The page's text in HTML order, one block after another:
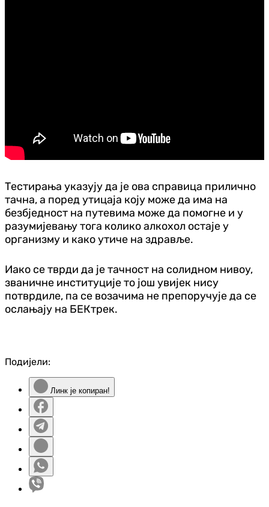
Тестирања указују да је ова справица прилично
тачна, а поред утицаја коју може да има на
безбједност на путевима може да помогне и у
разумијевању тога колико алкохол остаје у
организму и како утиче на здравље.
Иако се тврди да је тачност на солидном нивоу,
званичне институције то још увијек нису
потврдиле, па се возачима не препоручује да се
ослањају на БЕКтрек.
Подијели:
Линк је копиран!